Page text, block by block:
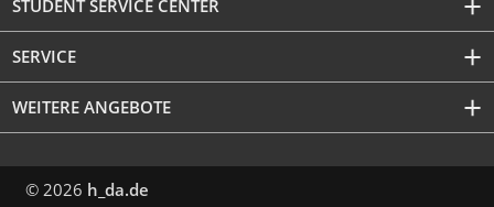
STUDENT SERVICE CENTER
SERVICE
WEITERE ANGEBOTE
© 2026 h_da.de